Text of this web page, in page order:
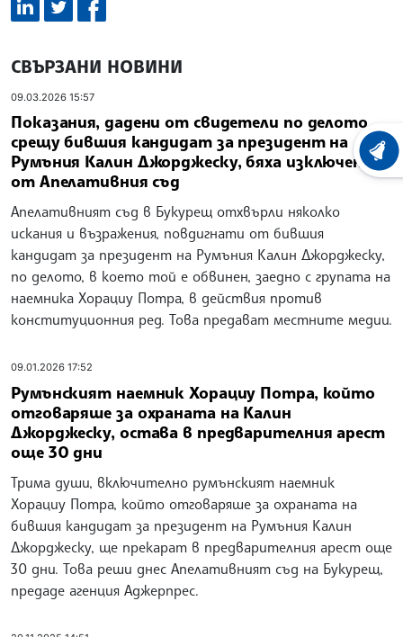
СВЪРЗАНИ НОВИНИ
09.03.2026 15:57
Показания, дадени от свидетели по делото
срещу бившия кандидат за президент на
Румъния Калин Джорджеску, бяха изключени
от Апелативния съд
Апелативният съд в Букурещ отхвърли няколко
искания и възражения, повдигнати от бившия
кандидат за президент на Румъния Калин Джорджеску,
по делото, в което той е обвинен, заедно с групата на
наемника Хорациу Потра, в действия против
конституционния ред. Това предават местните медии.
09.01.2026 17:52
Румънският наемник Хорациу Потра, който
отговаряше за охраната на Калин
Джорджеску, остава в предварителния арест
още 30 дни
Трима души, включително румънският наемник
Хорациу Потра, който отговаряше за охраната на
бившия кандидат за президент на Румъния Калин
Джорджеску, ще прекарат в предварителния арест още
30 дни. Това реши днес Апелативният съд на Букурещ,
предаде агенция Аджерпрес.